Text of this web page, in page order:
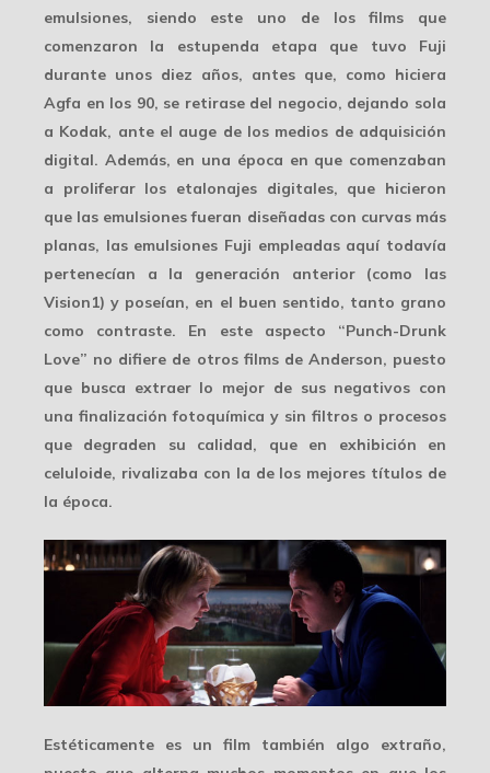
emulsiones, siendo este uno de los films que
comenzaron la estupenda etapa que tuvo Fuji
durante unos diez años, antes que, como hiciera
Agfa en los 90, se retirase del negocio, dejando sola
a Kodak, ante el auge de los medios de adquisición
digital. Además, en una época en que comenzaban
a proliferar los etalonajes digitales, que hicieron
que las emulsiones fueran diseñadas con curvas más
planas, las emulsiones Fuji empleadas aquí todavía
pertenecían a la generación anterior(como las
Vision1) y poseían, en el buen sentido, tanto grano
como contraste. En este aspecto “Punch-Drunk
Love” no difiere de otros films de Anderson, puesto
que busca extraer lo mejor de sus negativos con
una finalización fotoquímica y sin filtros o procesos
que degraden su calidad, que en exhibición en
celuloide, rivalizaba con la de los mejores títulos de
la época.
Estéticamente es un film también algo extraño,